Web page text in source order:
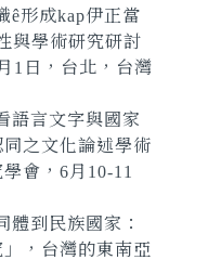
ê形成kap伊正當
與學術研究研討
1日，台北，台灣
語言文字與國家
之文化論述學術
會，6月10-11
體到民族國家：
，台灣的東南亞